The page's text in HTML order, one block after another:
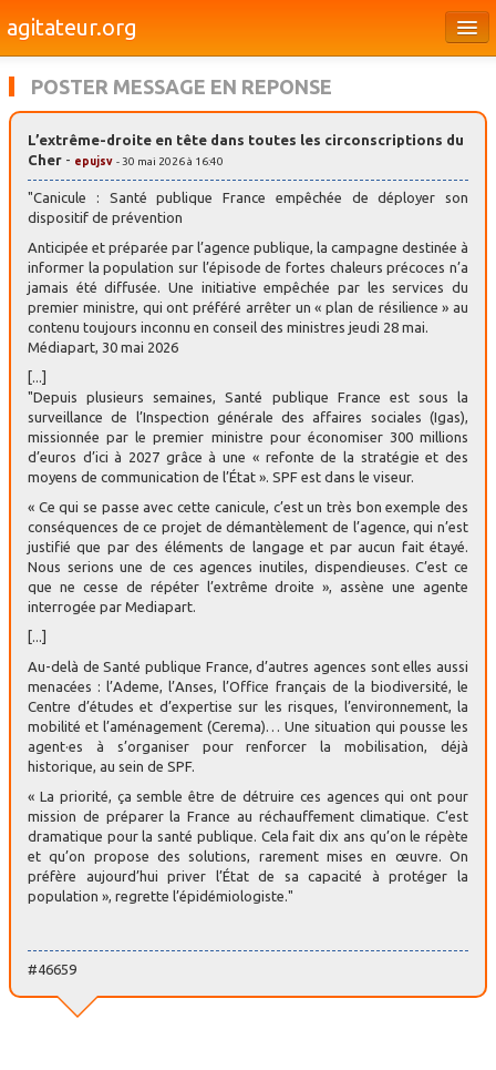
agitateur.org
Bourges & le Cher
Société
Culture
Médias
Dossiers
Brèves
POSTER MESSAGE EN REPONSE
L’extrême-droite en tête dans toutes les circonscriptions du
Cher - epujsv - 30 mai 2026 à 16:40
"Canicule : Santé publique France empêchée de déployer son
dispositif de prévention
Anticipée et préparée par l’agence publique, la campagne destinée à
informer la population sur l’épisode de fortes chaleurs précoces n’a
jamais été diffusée. Une initiative empêchée par les services du
premier ministre, qui ont préféré arrêter un « plan de résilience » au
contenu toujours inconnu en conseil des ministres jeudi 28 mai.
Médiapart, 30 mai 2026
[...]
"Depuis plusieurs semaines, Santé publique France est sous la
surveillance de l’Inspection générale des affaires sociales (Igas),
missionnée par le premier ministre pour économiser 300 millions
d’euros d’ici à 2027 grâce à une « refonte de la stratégie et des
moyens de communication de l’État ». SPF est dans le viseur.
« Ce qui se passe avec cette canicule, c’est un très bon exemple des
conséquences de ce projet de démantèlement de l’agence, qui n’est
justifié que par des éléments de langage et par aucun fait étayé.
Nous serions une de ces agences inutiles, dispendieuses. C’est ce
que ne cesse de répéter l’extrême droite », assène une agente
interrogée par Mediapart.
[...]
Au-delà de Santé publique France, d’autres agences sont elles aussi
menacées : l’Ademe, l’Anses, l’Office français de la biodiversité, le
Centre d’études et d’expertise sur les risques, l’environnement, la
mobilité et l’aménagement (Cerema)… Une situation qui pousse les
agent·es à s’organiser pour renforcer la mobilisation, déjà
historique, au sein de SPF.
« La priorité, ça semble être de détruire ces agences qui ont pour
mission de préparer la France au réchauffement climatique. C’est
dramatique pour la santé publique. Cela fait dix ans qu’on le répète
et qu’on propose des solutions, rarement mises en œuvre. On
préfère aujourd’hui priver l’État de sa capacité à protéger la
population », regrette l’épidémiologiste."
#46659